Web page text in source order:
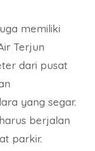
memiliki
Terjun
dari pusat
yang segar.
berjalan
parkir.